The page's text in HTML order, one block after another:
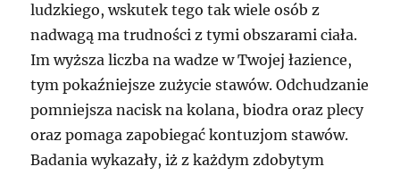
ludzkiego, wskutek tego tak wiele osób z
nadwagą ma trudności z tymi obszarami ciała.
Im wyższa liczba na wadze w Twojej łazience,
tym pokaźniejsze zużycie stawów. Odchudzanie
pomniejsza nacisk na kolana, biodra oraz plecy
oraz pomaga zapobiegać kontuzjom stawów.
Badania wykazały, iż z każdym zdobytym